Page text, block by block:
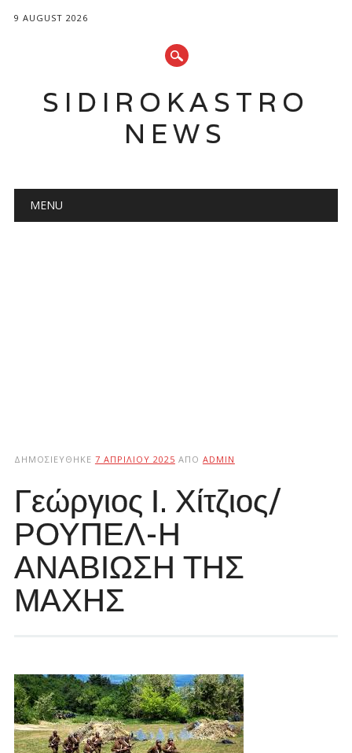
9 AUGUST 2026
SIDIROKASTRO
NEWS
Main menu
MENU
ΔΗΜΟΣΙΕΎΘΗΚΕ 7 ΑΠΡΙΛΊΟΥ 2025 ΑΠΌ ADMIN
Γεώργιος Ι. Χίτζιος/
ΡΟΥΠΕΛ-Η
ΑΝΑΒΙΩΣΗ ΤΗΣ
ΜΑΧΗΣ